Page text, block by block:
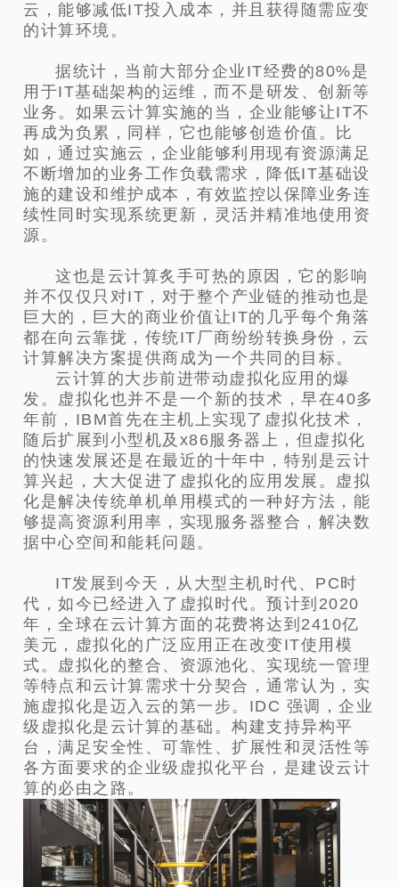
云，能够减低IT投入成本，并且获得随需应变
的计算环境。
据统计，当前大部分企业IT经费的80%是
用于IT基础架构的运维，而不是研发、创新等
业务。如果云计算实施的当，企业能够让IT不
再成为负累，同样，它也能够创造价值。比
如，通过实施云，企业能够利用现有资源满足
不断增加的业务工作负载需求，降低IT基础设
施的建设和维护成本，有效监控以保障业务连
续性同时实现系统更新，灵活并精准地使用资
源。
这也是云计算炙手可热的原因，它的影响
并不仅仅只对IT，对于整个产业链的推动也是
巨大的，巨大的商业价值让IT的几乎每个角落
都在向云靠拢，传统IT厂商纷纷转换身份，云
计算解决方案提供商成为一个共同的目标。
云计算的大步前进带动虚拟化应用的爆
发。虚拟化也并不是一个新的技术，早在40多
年前，IBM首先在主机上实现了虚拟化技术，
随后扩展到小型机及x86服务器上，但虚拟化
的快速发展还是在最近的十年中，特别是云计
算兴起，大大促进了虚拟化的应用发展。虚拟
化是解决传统单机单用模式的一种好方法，能
够提高资源利用率，实现服务器整合，解决数
据中心空间和能耗问题。
IT发展到今天，从大型主机时代、PC时
代，如今已经进入了虚拟时代。预计到2020
年，全球在云计算方面的花费将达到2410亿
美元，虚拟化的广泛应用正在改变IT使用模
式。虚拟化的整合、资源池化、实现统一管理
等特点和云计算需求十分契合，通常认为，实
施虚拟化是迈入云的第一步。IDC 强调，企业
级虚拟化是云计算的基础。构建支持异构平
台，满足安全性、可靠性、扩展性和灵活性等
各方面要求的企业级虚拟化平台，是建设云计
算的必由之路。